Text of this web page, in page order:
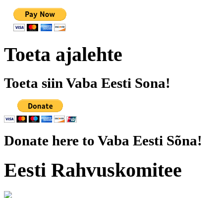
Toeta ajalehte
Toeta siin Vaba Eesti Sona!
Donate here to Vaba Eesti Sõna!
Eesti Rahvuskomitee